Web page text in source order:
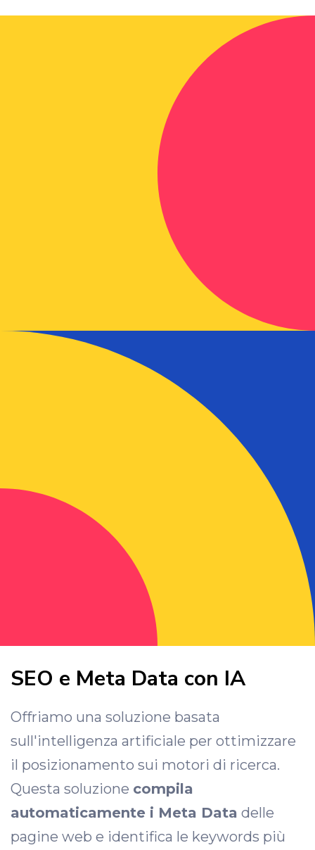
SEO e Meta Data con IA
Offriamo una soluzione basata
sull'intelligenza artificiale per ottimizzare
il posizionamento sui motori di ricerca.
Questa soluzione compila
automaticamente i Meta Data delle
pagine web e identifica le keywords più